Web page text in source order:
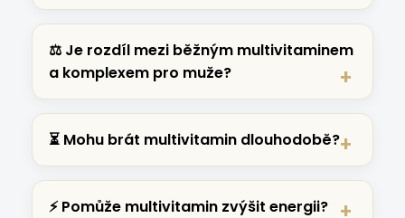
⚖️ Je rozdíl mezi běžným multivitaminem
a komplexem pro muže?
⏳ Mohu brát multivitamin dlouhodobě?
⚡ Pomůže multivitamin zvýšit energii?